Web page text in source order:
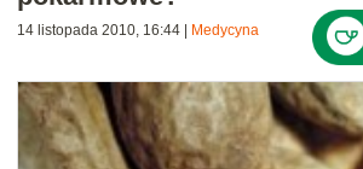
14 listopada 2010, 16:44 Medycyna